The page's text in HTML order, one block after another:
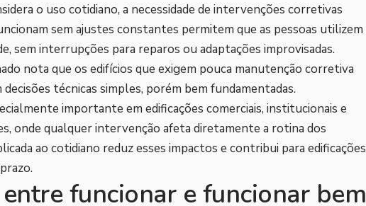
o uso cotidiano, a necessidade de intervenções corretivas
sem ajustes constantes permitem que as pessoas utilizem
sem interrupções para reparos ou adaptações improvisadas.
nota que os edifícios que exigem pouca manutenção corretiva
técnicas simples, porém bem fundamentadas.
importante em edificações comerciais, institucionais e
onde qualquer intervenção afeta diretamente a rotina dos
ao cotidiano reduz esses impactos e contribui para edificações
funcionar e funcionar bem